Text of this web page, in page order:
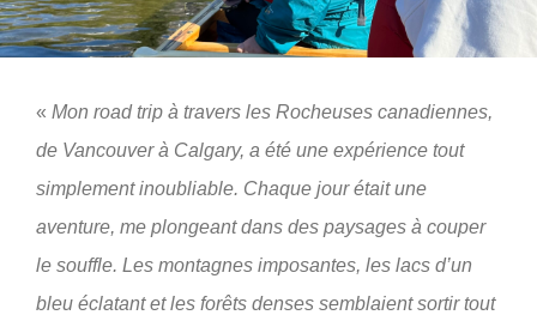
Vous
« Mon road trip à travers les Rocheuses canadiennes,
de Vancouver à Calgary, a été une expérience tout
simplement inoubliable. Chaque jour était une
aventure, me plongeant dans des paysages à couper
le souffle. Les montagnes imposantes, les lacs d’un
bleu éclatant et les forêts denses semblaient sortir tout